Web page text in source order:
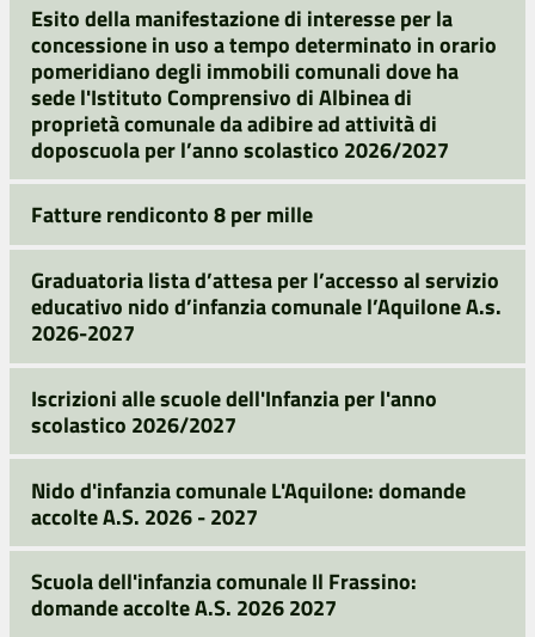
Esito della manifestazione di interesse per la
concessione in uso a tempo determinato in orario
pomeridiano degli immobili comunali dove ha
sede l'Istituto Comprensivo di Albinea di
proprietà comunale da adibire ad attività di
doposcuola per l’anno scolastico 2026/2027
Fatture rendiconto 8 per mille
Graduatoria lista d’attesa per l’accesso al servizio
educativo nido d’infanzia comunale l’Aquilone A.s.
2026-2027
Iscrizioni alle scuole dell'Infanzia per l'anno
scolastico 2026/2027
Nido d'infanzia comunale L'Aquilone: domande
accolte A.S. 2026 - 2027
Scuola dell'infanzia comunale Il Frassino:
domande accolte A.S. 2026 2027